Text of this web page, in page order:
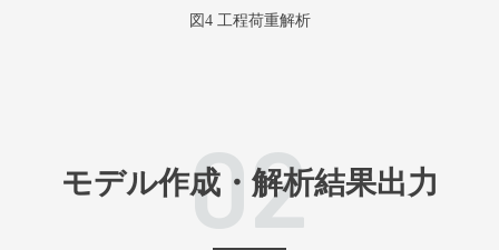
図4 工程荷重解析
02
モデル作成・解析結果出力